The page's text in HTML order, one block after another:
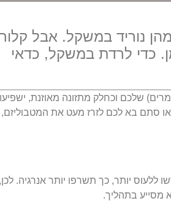
נוריד במשקל. אבל
כדי לרדת במשקל, כדאי
שלכם וכחלק מתזונה מאוזנת,
סתם בא לכם לזרז מעט את המטבוליזם,
ללעוס יותר, כך תשרפו יותר אנרגיה. לכן,
מסייע בתהליך.